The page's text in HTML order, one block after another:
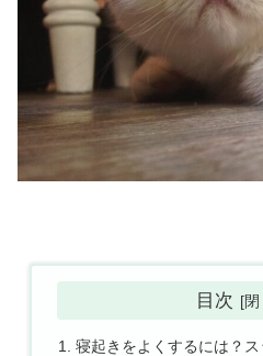
目次
寝起きをよくするには？